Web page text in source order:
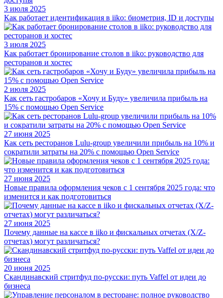
3 июля 2025
Как работает идентификация в iiko: биометрия, ID и доступы
3 июля 2025
Как работает бронирование столов в iiko: руководство для
ресторанов и хостес
2 июля 2025
Как сеть гастробаров «Хочу и Буду» увеличила прибыль на
15% с помощью Open Service
27 июня 2025
Как сеть ресторанов Lulu-group увеличили прибыль на 10% и
сократили затраты на 20% с помощью Open Service
27 июня 2025
Новые правила оформления чеков с 1 сентября 2025 года: что
изменится и как подготовиться
27 июня 2025
Почему данные на кассе в iiko и фискальных отчетах (X/Z-
отчетах) могут различаться?
20 июня 2025
Скандинавский стритфуд по-русски: путь Vaffel от идеи до
бизнеса